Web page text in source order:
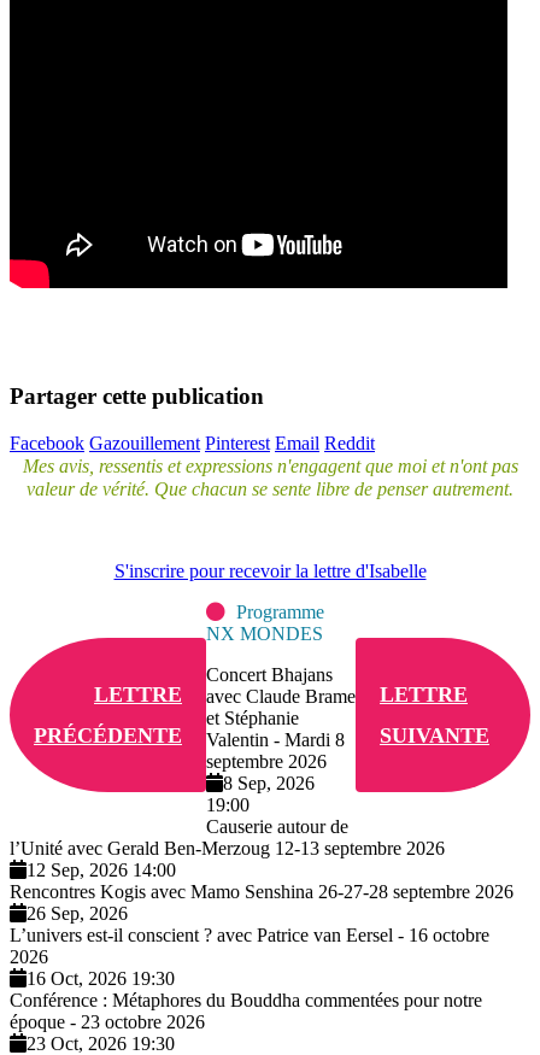
Partager cette publication
Facebook Gazouillement Pinterest Email Reddit
Mes avis, ressentis et expressions n'engagent que moi et n'ont pas
valeur de vérité. Que chacun se sente libre de penser autrement.
S'inscrire pour recevoir la lettre d'Isabelle
LETTRE
PRÉCÉDENTE
LETTRE
SUIVANTE
Programme
NX MONDES
Concert Bhajans
avec Claude Brame
et Stéphanie
Valentin - Mardi 8
septembre 2026
8 Sep, 2026
19:00
Causerie autour de
l’Unité avec Gerald Ben-Merzoug 12-13 septembre 2026
12 Sep, 2026 14:00
Rencontres Kogis avec Mamo Senshina 26-27-28 septembre 2026
26 Sep, 2026
L’univers est-il conscient ? avec Patrice van Eersel - 16 octobre
2026
16 Oct, 2026 19:30
Conférence : Métaphores du Bouddha commentées pour notre
époque - 23 octobre 2026
23 Oct, 2026 19:30